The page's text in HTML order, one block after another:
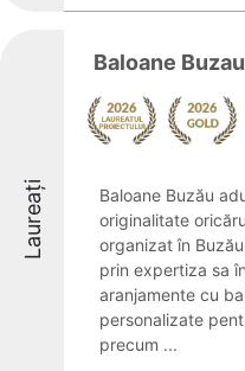
Laureați
Baloane Buzau
Baloane Buzău
originalitate
organizat în
prin expertiza sa
aranjamente cu
personalizate
precum ...